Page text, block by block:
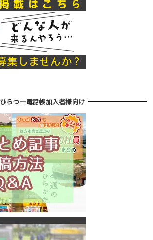
ひらつー電話帳加入者様向け